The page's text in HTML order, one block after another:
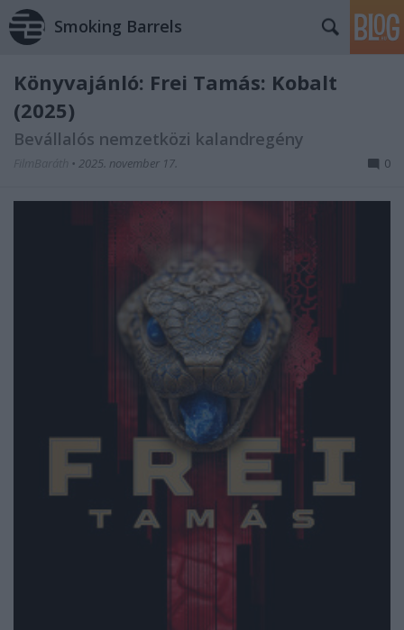
Smoking Barrels
Könyvajánló: Frei Tamás: Kobalt
(2025)
Bevállalós nemzetközi kalandregény
• 2025. november 17. 0